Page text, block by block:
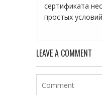
сертификата
простых
LEAVE A COMMENT